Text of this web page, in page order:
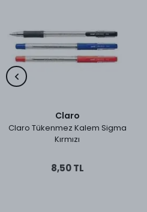
Claro
Claro Tükenmez Kalem Sigma
Kırmızı
8,50 TL